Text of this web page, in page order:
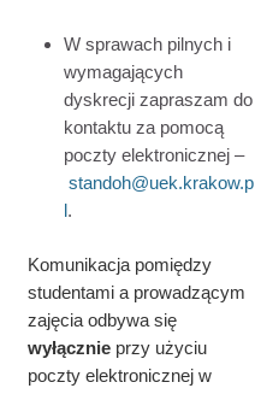
W sprawach pilnych i
wymagających
dyskrecji zapraszam do
kontaktu za pomocą
poczty elektronicznej –
standoh@uek.krakow.p
l.
Komunikacja pomiędzy
studentami a prowadzącym
zajęcia odbywa się
wyłącznieprzy użyciu
poczty elektronicznej w